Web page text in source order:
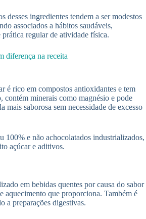
desses ingredientes tendem a ser modestos
associados a hábitos saudáveis,
regular de atividade física.
diferença na receita
é rico em compostos antioxidantes e tem
contém minerais como magnésio e pode
mais saborosa sem necessidade de excesso
100% e não achocolatados industrializados,
açúcar e aditivos.
em bebidas quentes por causa do sabor
aquecimento que proporciona. Também é
a preparações digestivas.